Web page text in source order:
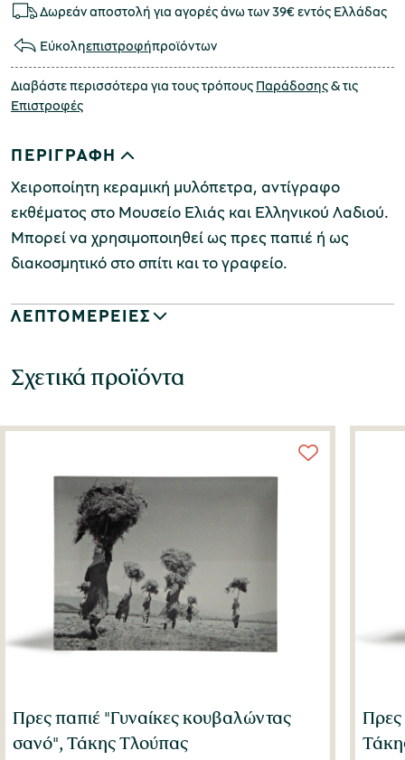
Δωρεάν αποστολή για αγορές άνω των 39€ εντός Ελλάδας
Εύκοληεπιστροφήπροϊόντων
Διαβάστε περισσότερα για τους τρόπους Παράδοσης& τις
Επιστροφές
ΠΕΡΙΓΡΑΦΗ
Χειροποίητη κεραμική μυλόπετρα, αντίγραφο
εκθέματος στο Μουσείο Ελιάς και Ελληνικού Λαδιού.
Μπορεί να χρησιμοποιηθεί ως πρες παπιέ ή ως
διακοσμητικό στο σπίτι και το γραφείο.
ΛΕΠΤΟΜΕΡΕΙΕΣ
Σχετικά προϊόντα
Πρες παπιέ "Γυναίκες κουβαλώντας
σανό", Τάκης Τλούπας